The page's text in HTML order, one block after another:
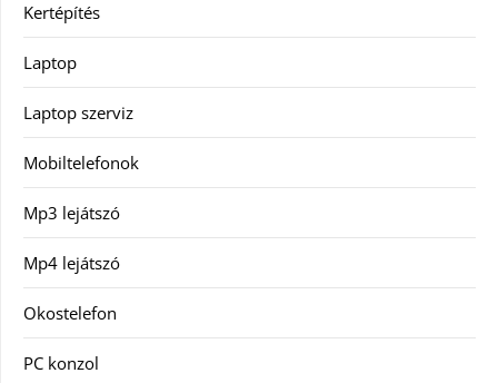
Kertépítés
Laptop
Laptop szerviz
Mobiltelefonok
Mp3 lejátszó
Mp4 lejátszó
Okostelefon
PC konzol